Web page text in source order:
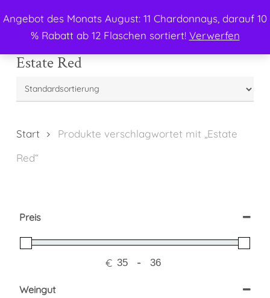
Angebot des Monats August: 11 Chardonnays, darauf 10
% Rabatt ab 12 Flaschen sortiert! Verwerfen
to
content
search
Estate Red
Start
Produkte verschlagwortet mit „Estate
Red“
Preis
€ -
Weingut